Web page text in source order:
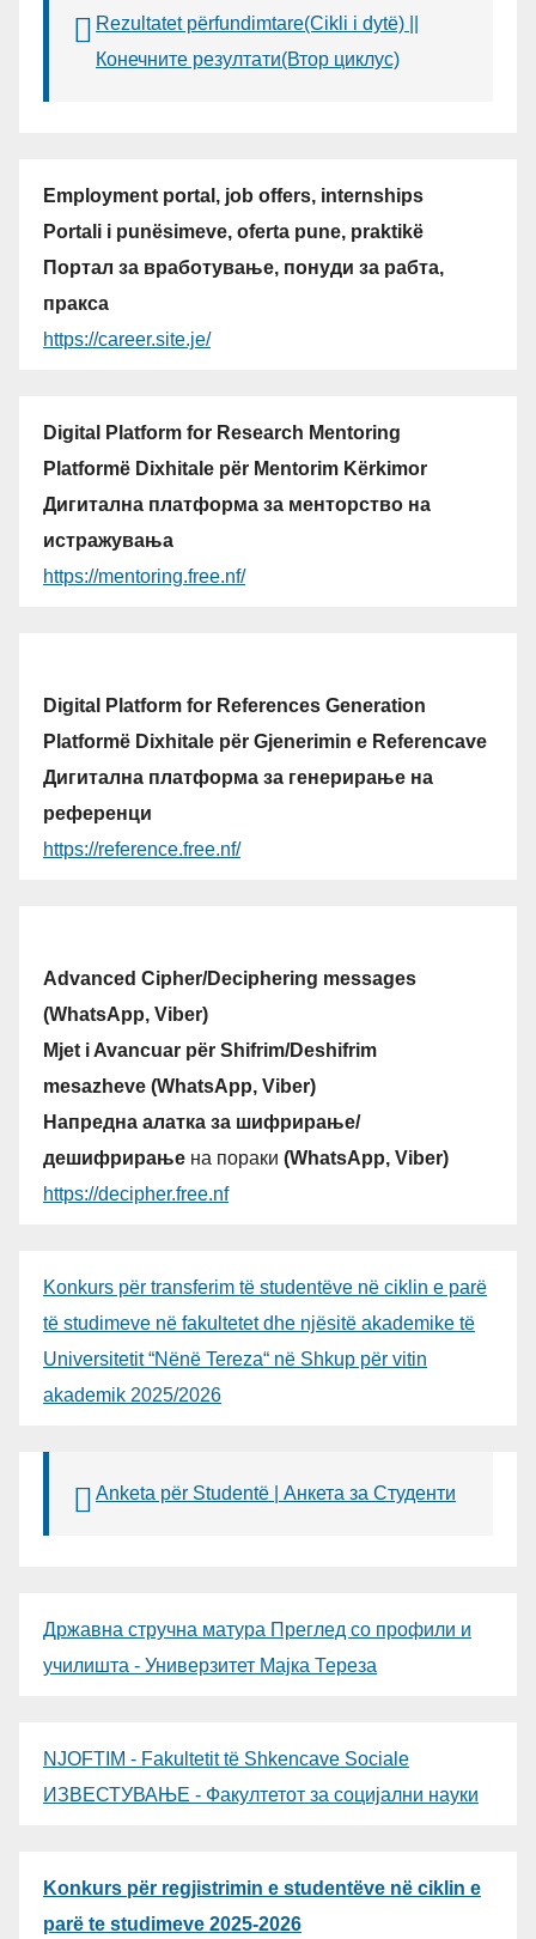
Rezultatet përfundimtare(Cikli i dytë) ||
Конечните резултати(Втор циклус)
Employment portal, job offers, internships
Portali i punësimeve, oferta pune, praktikë
Портал за вработување, понуди за рабта,
пракса
https://career.site.je/
Digital Platform for Research Mentoring
Platformë Dixhitale për Mentorim Kërkimor
Дигитална платформа за менторство на
истражувања
https://mentoring.free.nf/
Digital Platform for References Generation
Platformë Dixhitale për Gjenerimin e Referencave
Дигитална платформа за генерирање на
референци
https://reference.free.nf/
Advanced Cipher/Deciphering messages
(WhatsApp, Viber)
Mjet i Avancuar për Shifrim/Deshifrim
mesazheve (WhatsApp, Viber)
Напредна алатка за шифрирање/
дешифрирање на пораки (WhatsApp, Viber)
https://decipher.free.nf
Konkurs për transferim të studentëve në ciklin e parë
të studimeve në fakultetet dhe njësitë akademike të
Universitetit “Nënë Tereza“ në Shkup për vitin
akademik 2025/2026
Anketa për Studentë | Анкета за Студенти
Државна стручна матура Преглед со профили и
училишта - Универзитет Мајка Тереза
NJOFTIM - Fakultetit të Shkencave Sociale
ИЗВЕСТУВАЊЕ - Факултетот за социјални науки
Konkurs për regjistrimin e studentëve në ciklin e
parë te studimeve 2025-2026